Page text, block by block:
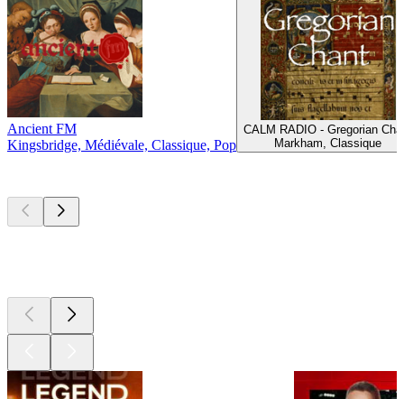
Ancient FM
Kingsbridge, Médiévale, Classique, Pop
CALM RADIO - Gregorian
Markham, Classique